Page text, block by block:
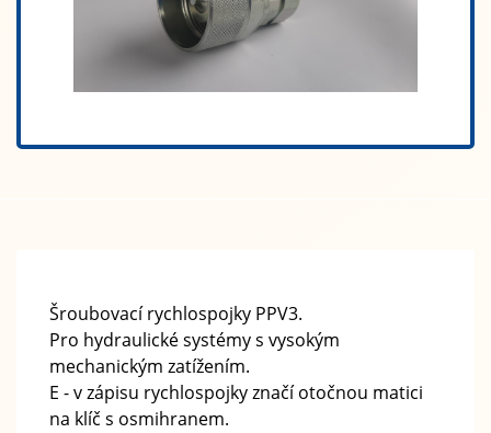
Šroubovací rychlospojky PPV3.
Pro hydraulické systémy s vysokým
mechanickým zatížením.
E - v zápisu rychlospojky značí otočnou matici
na klíč s osmihranem.